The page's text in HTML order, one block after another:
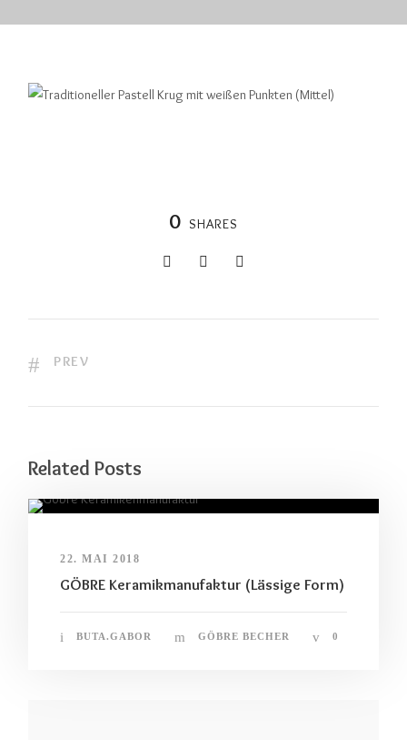
0 SHARES
PREV
Related Posts
22. MAI 2018
GÖBRE Keramikmanufaktur (Lässige Form)
BUTA.GABOR GÖBRE BECHER 0